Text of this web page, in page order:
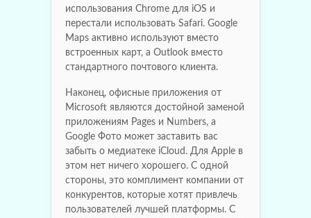
использования Chrome для iOS и
перестали использовать Safari. Google
Maps активно используют вместо
встроенных карт, а Outlook вместо
стандартного почтового клиента.
Наконец, офисные приложения от
Microsoft являются достойной заменой
приложениям Pages и Numbers, а
Google Фото может заставить вас
забыть о медиатеке iCloud. Для Apple в
этом нет ничего хорошего. С одной
стороны, это комплимент компании от
конкурентов, которые хотят привлечь
пользователей лучшей платформы. С